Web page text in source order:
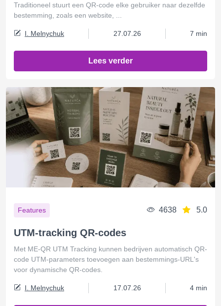
Traditioneel stuurt een QR-code elke gebruiker naar dezelfde
bestemming, zoals een website, ...
I. Melnychuk 27.07.26 7 min
Lees verder
Features 4638 5.0
UTM-tracking QR-codes
Met ME-QR UTM Tracking kunnen bedrijven automatisch QR-
code UTM-parameters toevoegen aan bestemmings-URL's
voor dynamische QR-codes.
I. Melnychuk 17.07.26 4 min